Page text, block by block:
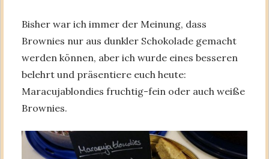
Bisher war ich immer der Meinung, dass
Brownies nur aus dunkler Schokolade gemacht
werden können, aber ich wurde eines besseren
belehrt und präsentiere euch heute:
Maracujablondies fruchtig-fein oder auch weiße
Brownies.